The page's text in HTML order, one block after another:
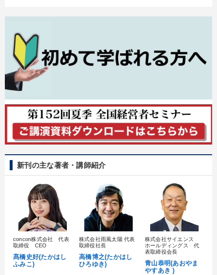
新刊の主な著者・講師紹介
concon株式会社 代表
取締役 CEO
髙橋史好(たかはし
ふみこ)
株式会社雨風太陽 代表
取締役社長
高橋博之(たかはし
ひろゆき)
株式会社サイエンス
ホールディングス 代
表取締役会長
青山恭明(あおやま
やすあき )